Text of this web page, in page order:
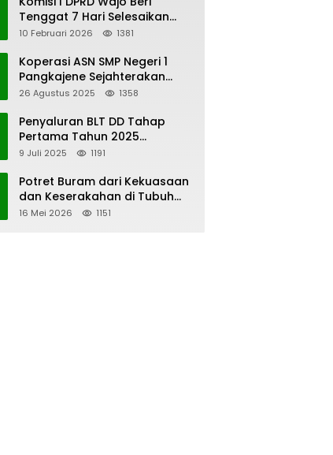
Tenggat 7 Hari Selesaikan
Polemik Pengangkatan KAUR
10 Februari 2026 1381
Koperasi ASN SMP Negeri 1
Pangkajene Sejahterakan
Anggota
26 Agustus 2025 1358
Penyaluran BLT DD Tahap
Pertama Tahun 2025
Lembang Kaero
9 Juli 2025 1191
Potret Buram dari Kekuasaan
dan Keserakahan di Tubuh
PWI Sulsel
16 Mei 2026 1151